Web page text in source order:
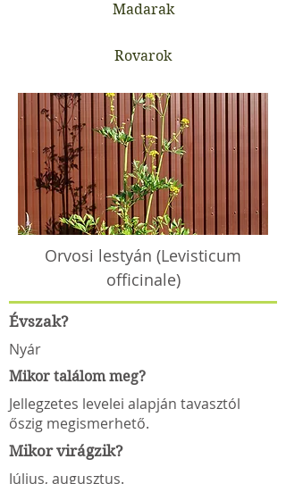
Madarak
Rovarok
Orvosi lestyán (Levisticum
officinale)
Évszak?
Nyár
Mikor találom meg?
Jellegzetes levelei alapján tavasztól
őszig megismerhető.
Mikor virágzik?
Július, augusztus.